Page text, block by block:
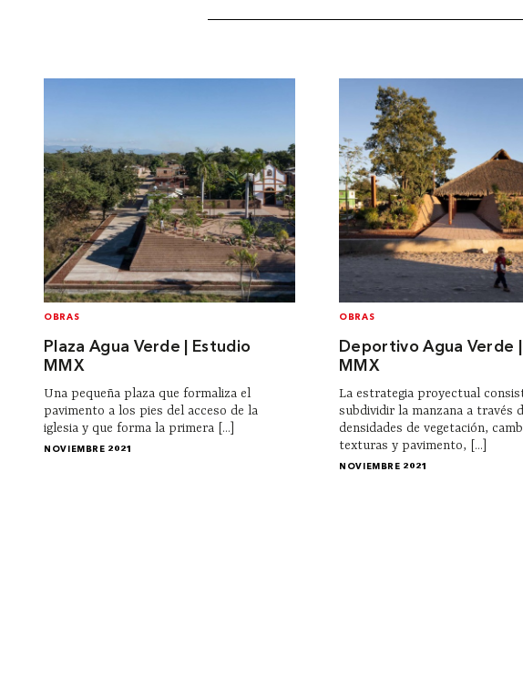
OBRAS
Plaza Agua Verde | Estudio
MMX
Una pequeña plaza que formaliza el
pavimento a los pies del acceso de la
iglesia y que forma la primera [...]
NOVIEMBRE 2021
OBRAS
Deportivo Agua Verde
MMX
La estrategia proyectual
subdividir la manzana a través
densidades de vegetación,
texturas y pavimento, [...]
NOVIEMBRE 2021